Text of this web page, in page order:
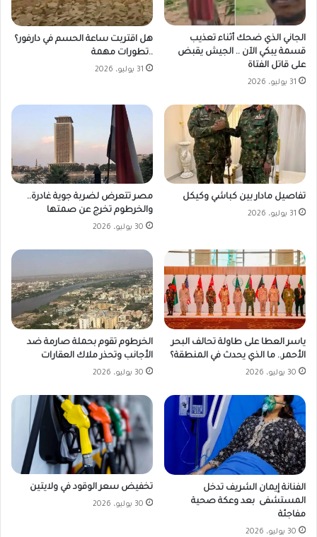
الجاني الذي ضحك أثناء تعذيب
قسمة يبكي الآن .. الجيش يقبض
على قاتل الفتاة
31 يوليو، 2026
هل اقتربت ساعة الحسم في دارفور؟
..تطورات مهمة
31 يوليو، 2026
تفاصيل مادار بين كباشي وكيكل
31 يوليو، 2026
مصر تتعرض لضربة جوية غادرة..
والخرطوم تخرج عن صمتها
30 يوليو، 2026
ياسر العطا على طاولة تحالف البحر
الأحمر.. ما الذي يحدث في المنطقة؟
30 يوليو، 2026
الخرطوم تقوم بحملة صارمة ضد
الأجانب وتحذر ملاك العقارات
30 يوليو، 2026
الفنانة إيمان الشريف تدخل
المستشفى بعد وعكة صحية
مفاجئة
30 يوليو، 2026
تخفيض سعر الوقود في ولايتين
30 يوليو، 2026